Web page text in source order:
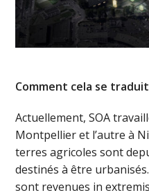
Comment cela se
Actuellement, SOA
Montpellier et l’autre à
terres agricoles sont
destinés à être
sont revenues in